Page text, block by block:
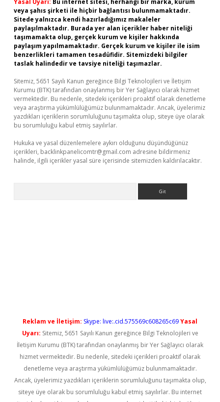
Yasal Uyarı: Bu internet sitesi, herhangi bir marka, kurum
veya şahıs şirketi ile hiçbir bağlantısı bulunmamaktadır.
Sitede yalnızca kendi hazırladığımız makaleler
paylaşılmaktadır. Burada yer alan içerikler haber niteliği
taşımamakta olup, gerçek kurum ve kişiler hakkında
paylaşım yapılmamaktadır. Gerçek kurum ve kişiler ile isim
benzerlikleri tamamen tesadüfidir. Sitemizdeki bilgiler
taslak halindedir ve tavsiye niteliği taşımazlar.
Sitemiz, 5651 Sayılı Kanun gereğince Bilgi Teknolojileri ve İletişim
Kurumu (BTK) tarafından onaylanmış bir Yer Sağlayıcı olarak hizmet
vermektedir. Bu nedenle, sitedeki içerikleri proaktif olarak denetleme
veya araştırma yükümlülüğümüz bulunmamaktadır. Ancak, üyelerimiz
yazdıkları içeriklerin sorumluluğunu taşımakta olup, siteye üye olarak
bu sorumluluğu kabul etmiş sayılırlar.
Hukuka ve yasal düzenlemelere aykırı olduğunu düşündüğünüz
içerikleri, backlinkpanelicomtr@gmail.com adresine bildirmeniz
halinde, ilgili içerikler yasal süre içerisinde sitemizden kaldırılacaktır.
Reklam ve İletişim: Skype: live:.cid.575569c608265c69Yasal
Uyarı: Sitemiz, 5651 Sayılı Kanun gereğince Bilgi Teknolojileri ve
İletişim Kurumu (BTK) tarafından onaylanmış bir Yer Sağlayıcı olarak
hizmet vermektedir. Bu nedenle, sitedeki içerikleri proaktif olarak
denetleme veya araştırma yükümlülüğümüz bulunmamaktadır.
Ancak, üyelerimiz yazdıkları içeriklerin sorumluluğunu taşımakta olup,
siteye üye olarak bu sorumluluğu kabul etmiş sayılırlar. Bu internet